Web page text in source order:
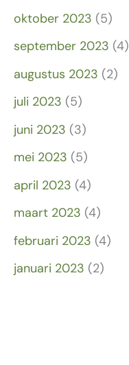
oktober 2023 (5)
september 2023 (4)
augustus 2023 (2)
juli 2023 (5)
juni 2023 (3)
mei 2023 (5)
april 2023 (4)
maart 2023 (4)
februari 2023 (4)
januari 2023 (2)